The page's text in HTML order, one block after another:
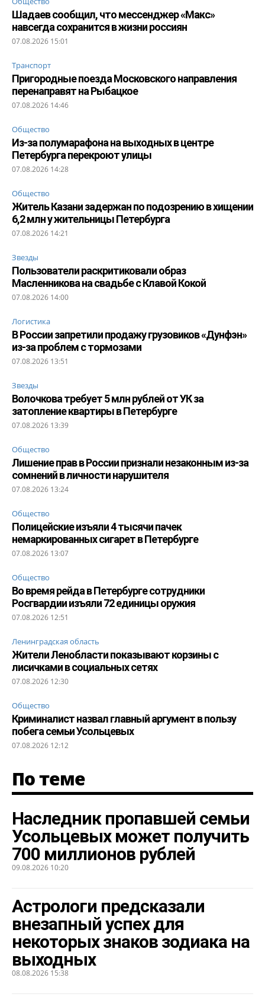
Шадаев сообщил, что мессенджер «Макс»
навсегда сохранится в жизни россиян
07.08.2026 15:01
Транспорт
Пригородные поезда Московского направления
перенаправят на Рыбацкое
07.08.2026 14:46
Общество
Из-за полумарафона на выходных в центре
Петербурга перекроют улицы
07.08.2026 14:28
Общество
Житель Казани задержан по подозрению в хищении
6,2 млн у жительницы Петербурга
07.08.2026 14:21
Звезды
Пользователи раскритиковали образ
Масленникова на свадьбе с Клавой Кокой
07.08.2026 14:00
Логистика
В России запретили продажу грузовиков «Дунфэн»
из-за проблем с тормозами
07.08.2026 13:51
Звезды
Волочкова требует 5 млн рублей от УК за
затопление квартиры в Петербурге
07.08.2026 13:39
Общество
Лишение прав в России признали незаконным из-за
сомнений в личности нарушителя
07.08.2026 13:24
Общество
Полицейские изъяли 4 тысячи пачек
немаркированных сигарет в Петербурге
07.08.2026 13:07
Общество
Во время рейда в Петербурге сотрудники
Росгвардии изъяли 72 единицы оружия
07.08.2026 12:51
Ленинградская область
Жители Ленобласти показывают корзины с
лисичками в социальных сетях
07.08.2026 12:30
Общество
Криминалист назвал главный аргумент в пользу
побега семьи Усольцевых
07.08.2026 12:12
По теме
Наследник пропавшей семьи
Усольцевых может получить
700 миллионов рублей
09.08.2026 10:20
Астрологи предсказали
внезапный успех для
некоторых знаков зодиака на
выходных
08.08.2026 15:38